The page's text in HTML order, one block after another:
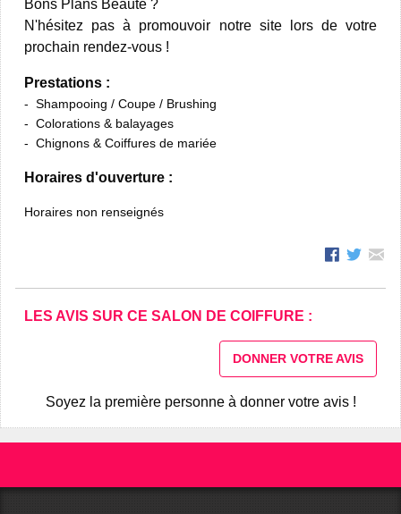
Bons Plans Beauté ?
N'hésitez pas à promouvoir notre site lors de votre
prochain rendez-vous !
Prestations :
Shampooing / Coupe / Brushing
Colorations & balayages
Chignons & Coiffures de mariée
Horaires d'ouverture :
Horaires non renseignés
LES AVIS SUR CE SALON DE COIFFURE :
DONNER VOTRE AVIS
Soyez la première personne à donner votre avis !